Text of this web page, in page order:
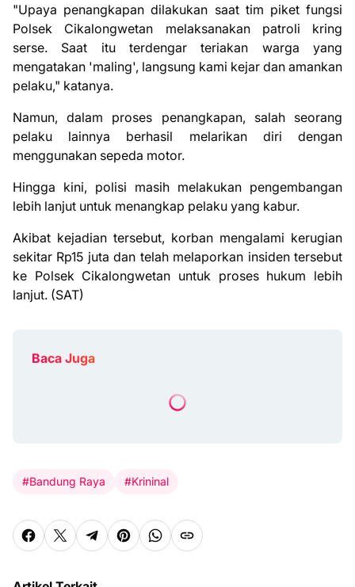
"Upaya penangkapan dilakukan saat tim piket fungsi
Polsek Cikalongwetan melaksanakan patroli kring
serse. Saat itu terdengar teriakan warga yang
mengatakan 'maling', langsung kami kejar dan amankan
pelaku," katanya.
Namun, dalam proses penangkapan, salah seorang
pelaku lainnya berhasil melarikan diri dengan
menggunakan sepeda motor.
Hingga kini, polisi masih melakukan pengembangan
lebih lanjut untuk menangkap pelaku yang kabur.
Akibat kejadian tersebut, korban mengalami kerugian
sekitar Rp15 juta dan telah melaporkan insiden tersebut
ke Polsek Cikalongwetan untuk proses hukum lebih
lanjut. (SAT)
Baca Juga
#Bandung Raya #Krininal